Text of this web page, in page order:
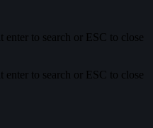
enter to search or ESC to close
enter to search or ESC to close